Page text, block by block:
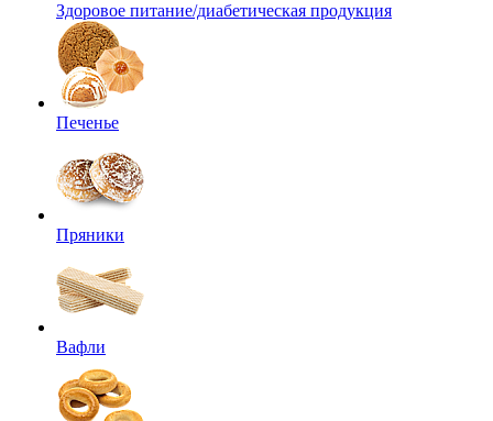
Здоровое питание/диабетическая продукция
Печенье
Пряники
Вафли